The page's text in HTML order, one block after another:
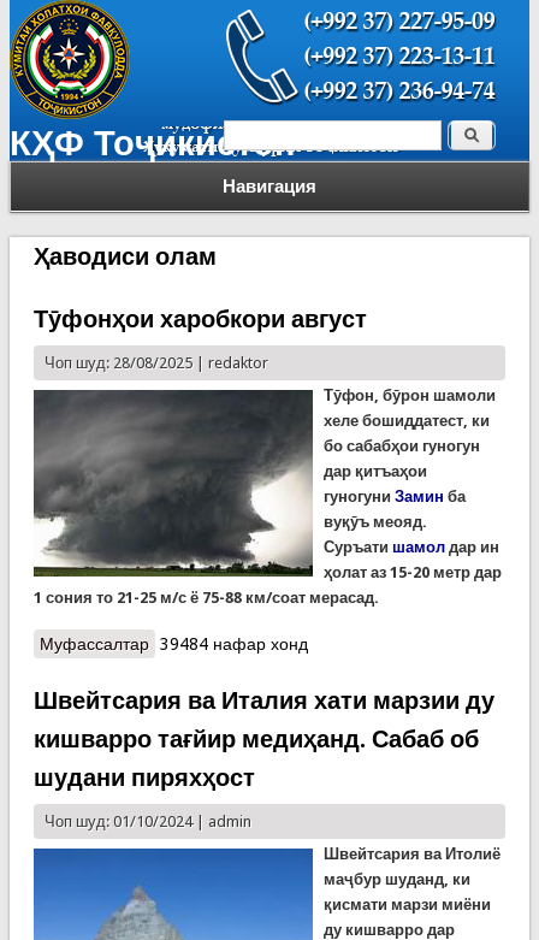
КҲФ Тоҷикистон
Навигация
Форма поиска Поиск
Ҳаводиси олам
Тӯфонҳои харобкори август
Чоп шуд: 28/08/2025 | redaktor
Тӯфон, бӯрон шамоли
хеле бошиддатест, ки
бо сабабҳои гуногун
дар қитъаҳои
гуногуни Замин ба
вуқӯъ меояд.
Суръати шамолдар ин
ҳолат аз 15-20 метр дар
1 сония то 21-25 м/с ё 75-88 км/соат мерасад.
Муфассалтаро Тӯфонҳои харобкори август
39484 нафар хонд
Швейтсария ва Италия хати марзии ду
кишварро тағйир медиҳанд. Сабаб об
шудани пиряхҳост
Чоп шуд: 01/10/2024 | admin
Швейтсария ва Итолиё
маҷбур шуданд, ки
қисмати марзи миёни
ду кишварро дар